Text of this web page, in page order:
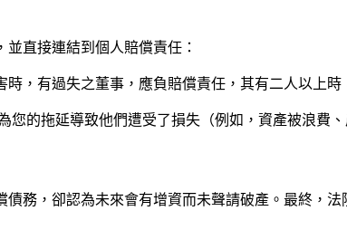
直接連結到個人賠償責任：
，有過失之董事，應負賠償責任，其有二人以上時
您的拖延導致他們遭受了損失（例如，資產被浪費
務，卻認為未來會有增資而未聲請破產。最終，